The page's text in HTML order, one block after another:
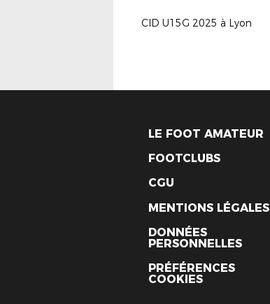
CID U15G 2025 à Lyon
LE FOOT AMATEUR
FOOTCLUBS
CGU
MENTIONS LÉGALES
DONNÉES
PERSONNELLES
PRÉFÉRENCES
COOKIES